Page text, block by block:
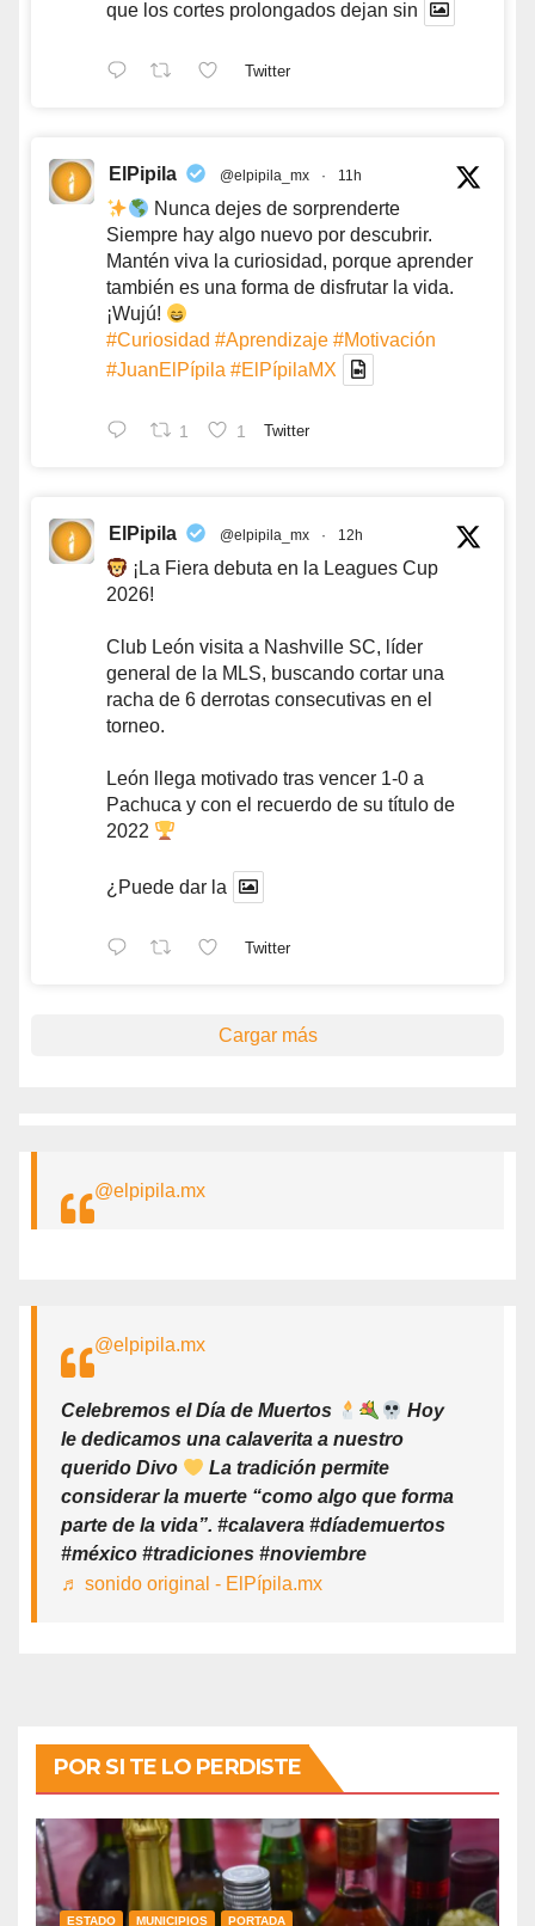
que los cortes prolongados dejan sin
Twitter
ElPipila @elpipila_mx · 11h
Nunca dejes de sorprenderte
Siempre hay algo nuevo por descubrir.
Mantén viva la curiosidad, porque aprender
también es una forma de disfrutar la vida.
¡Wujú!
#Curiosidad #Aprendizaje #Motivación
#JuanElPípila #ElPípilaMX
1 1 Twitter
ElPipila @elpipila_mx · 12h
¡La Fiera debuta en la Leagues Cup
2026!
Club León visita a Nashville SC, líder
general de la MLS, buscando cortar una
racha de 6 derrotas consecutivas en el
torneo.
León llega motivado tras vencer 1-0 a
Pachuca y con el recuerdo de su título de
2022
¿Puede dar la
Twitter
Cargar más
@elpipila.mx
@elpipila.mx
Celebremos el Día de Muertos
Hoy
le dedicamos una calaverita a nuestro
querido Divo
La tradición permite
considerar la muerte “como algo que forma
parte de la vida”. #calavera #díademuertos
#méxico #tradiciones #noviembre
♬ sonido original - ElPípila.mx
POR SI TE LO PERDISTE
ESTADO MUNICIPIOS PORTADA